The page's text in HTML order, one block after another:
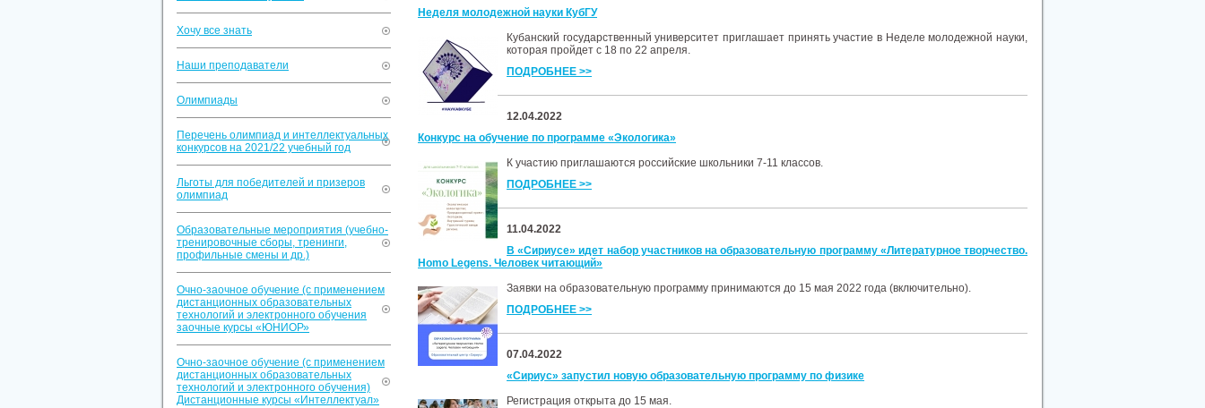
Хочу все знать
Наши преподаватели
Олимпиады
Перечень олимпиад и интеллектуальных
конкурсов на 2021/22 учебный год
Льготы для победителей и призеров
олимпиад
Образовательные мероприятия (учебно-
тренировочные сборы, тренинги,
профильные смены и др.)
Очно-заочное обучение (с применением
дистанционных образовательных
технологий и электронного обучения
заочные курсы «ЮНИОР»
Очно-заочное обучение (с применением
дистанционных образовательных
технологий и электронного обучения)
Дистанционные курсы «Интеллектуал»
Неделя молодежной науки КубГУ
Кубанский государственный университет приглашает принять участие в Неделе молодежной науки,
которая пройдет с 18 по 22 апреля.
ПОДРОБНЕЕ >>
12.04.2022
Конкурс на обучение по программе «Экологика»
К участию приглашаются российские школьники 7-11 классов.
ПОДРОБНЕЕ >>
11.04.2022
В «Сириусе» идет набор участников на образовательную программу «Литературное творчество.
Homo Legens. Человек читающий»
Заявки на образовательную программу принимаются до 15 мая 2022 года (включительно).
ПОДРОБНЕЕ >>
07.04.2022
«Сириус» запустил новую образовательную программу по физике
Регистрация открыта до 15 мая.